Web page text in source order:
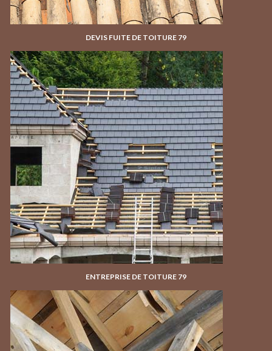
DEVIS FUITE DE TOITURE 79
ENTREPRISE DE TOITURE 79